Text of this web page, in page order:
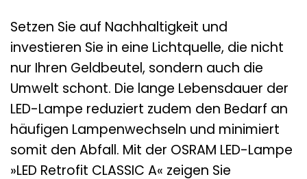
Setzen Sie auf Nachhaltigkeit und
investieren Sie in eine Lichtquelle, die nicht
nur Ihren Geldbeutel, sondern auch die
Umwelt schont. Die lange Lebensdauer der
LED-Lampe reduziert zudem den Bedarf an
häufigen Lampenwechseln und minimiert
somit den Abfall. Mit der OSRAM LED-Lampe
»LED Retrofit CLASSIC A« zeigen Sie